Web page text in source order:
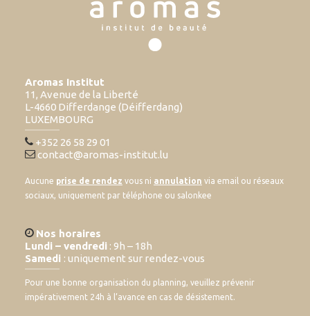
Aromas Institut
11, Avenue de la Liberté
L-4660 Differdange (Déifferdang)
LUXEMBOURG
+352 26 58 29 01
contact@aromas-institut.lu
Aucune prise de rendez vous ni annulation via email ou réseaux
sociaux, uniquement par téléphone ou salonkee
Nos horaires
Lundi – vendredi : 9h – 18h
Samedi : uniquement sur rendez-vous
Pour une bonne organisation du planning, veuillez prévenir
impérativement 24h à l’avance en cas de désistement.